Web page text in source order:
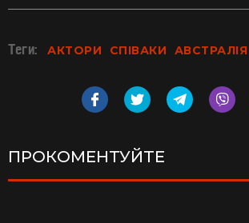
Теги: АКТОРИ СПІВАКИ АВСТРАЛІЯ
ПРОКОМЕНТУЙТЕ